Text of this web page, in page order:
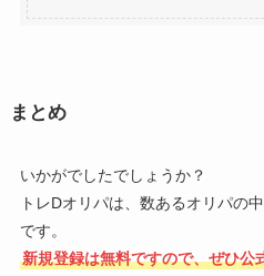
まとめ
いかがでしたでしょうか？
トレDオリパは、数あるオリパの
です。
新規登録は無料ですので、ぜひ公